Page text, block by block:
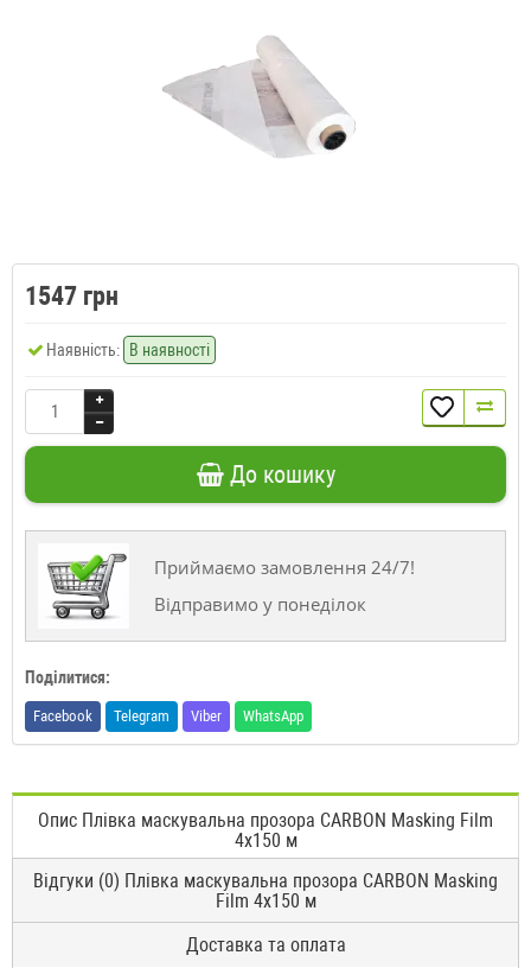
1547 грн
Наявність: В наявності
До кошику
Приймаємо замовлення 24/7!
Відправимо у понеділок
Поділитися:
Facebook Telegram Viber WhatsApp
Опис Плівка маскувальна прозора CARBON Masking Film
4x150 м
Відгуки (0) Плівка маскувальна прозора CARBON Masking
Film 4x150 м
Доставка та оплата